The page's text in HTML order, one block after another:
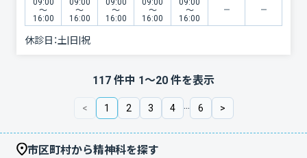
09:00
〜
16:00
09:00
〜
16:00
09:00
〜
16:00
09:00
〜
16:00
09:00
〜
16:00
休診日：土|日|祝
117 件中 1〜20 件を表示
< 1 2 3 4 ... 6 >
市区町村から精神科を探す